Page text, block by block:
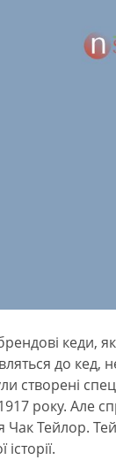
кеди,
до кед,
створені
року. Але
Чак Тейлор.